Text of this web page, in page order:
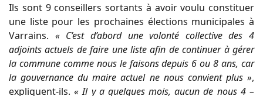
Ils sont 9 conseillers sortants à avoir voulu constituer
une liste pour les prochaines élections municipales à
Varrains. « C’est d’abord une volonté collective des 4
adjoints actuels de faire une liste afin de continuer à gérer
la commune comme nous le faisons depuis 6 ou 8 ans, car
la gouvernance du maire actuel ne nous convient plus »,
expliquent-ils.« Il y a quelques mois, aucun de nous 4 –